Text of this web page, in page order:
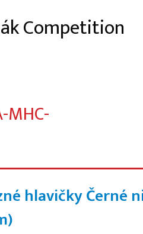
Competition
MHC-
hlavičky Černé